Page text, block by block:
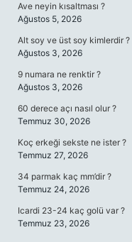
Ave neyin kısaltması ?
Ağustos 5, 2026
Alt soy ve üst soy kimlerdir ?
Ağustos 3, 2026
9 numara ne renktir ?
Ağustos 3, 2026
60 derece açı nasıl olur ?
Temmuz 30, 2026
Koç erkeği sekste ne ister ?
Temmuz 27, 2026
34 parmak kaç mm’dir ?
Temmuz 24, 2026
Icardi 23-24 kaç golü var ?
Temmuz 23, 2026